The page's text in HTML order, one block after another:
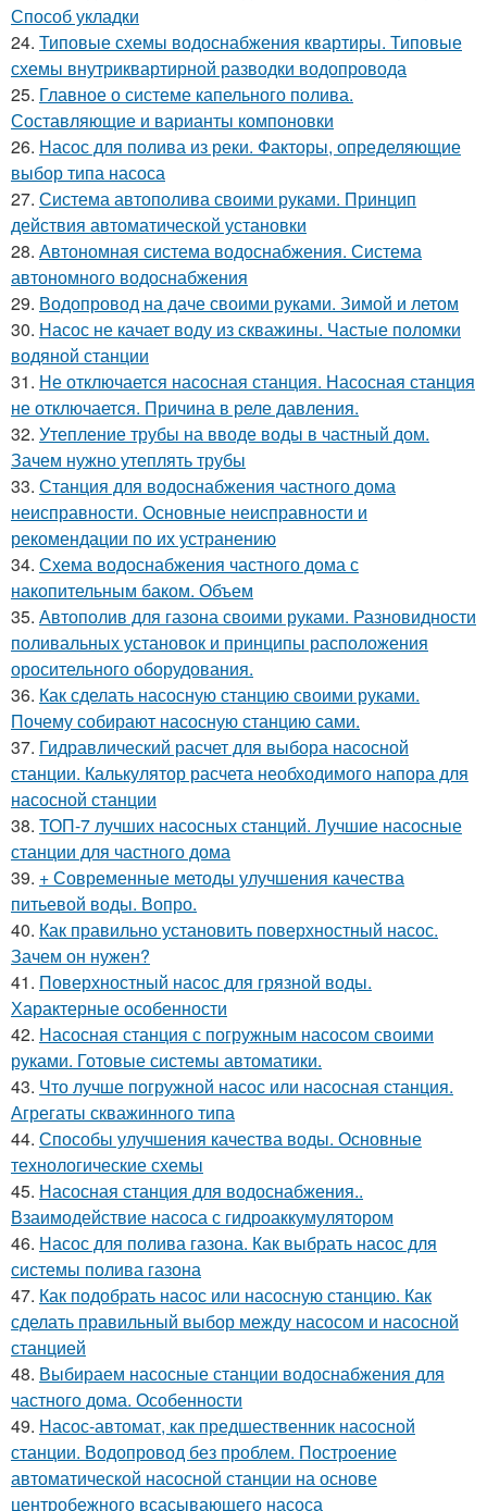
Способ укладки
24. Типовые схемы водоснабжения квартиры. Типовые
схемы внутриквартирной разводки водопровода
25. Главное о системе капельного полива.
Составляющие и варианты компоновки
26. Насос для полива из реки. Факторы, определяющие
выбор типа насоса
27. Система автополива своими руками. Принцип
действия автоматической установки
28. Автономная система водоснабжения. Система
автономного водоснабжения
29. Водопровод на даче своими руками. Зимой и летом
30. Насос не качает воду из скважины. Частые поломки
водяной станции
31. Не отключается насосная станция. Насосная станция
не отключается. Причина в реле давления.
32. Утепление трубы на вводе воды в частный дом.
Зачем нужно утеплять трубы
33. Станция для водоснабжения частного дома
неисправности. Основные неисправности и
рекомендации по их устранению
34. Схема водоснабжения частного дома с
накопительным баком. Объем
35. Автополив для газона своими руками. Разновидности
поливальных установок и принципы расположения
оросительного оборудования.
36. Как сделать насосную станцию своими руками.
Почему собирают насосную станцию сами.
37. Гидравлический расчет для выбора насосной
станции. Калькулятор расчета необходимого напора для
насосной станции
38. ТОП-7 лучших насосных станций. Лучшие насосные
станции для частного дома
39. + Современные методы улучшения качества
питьевой воды. Вопро.
40. Как правильно установить поверхностный насос.
Зачем он нужен?
41. Поверхностный насос для грязной воды.
Характерные особенности
42. Насосная станция с погружным насосом своими
руками. Готовые системы автоматики.
43. Что лучше погружной насос или насосная станция.
Агрегаты скважинного типа
44. Способы улучшения качества воды. Основные
технологические схемы
45. Насосная станция для водоснабжения..
Взаимодействие насоса с гидроаккумулятором
46. Насос для полива газона. Как выбрать насос для
системы полива газона
47. Как подобрать насос или насосную станцию. Как
сделать правильный выбор между насосом и насосной
станцией
48. Выбираем насосные станции водоснабжения для
частного дома. Особенности
49. Насос-автомат, как предшественник насосной
станции. Водопровод без проблем. Построение
автоматической насосной станции на основе
центробежного всасывающего насоса